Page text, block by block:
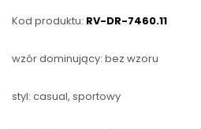
Kod produktu: RV-DR-7460.11
wzór dominujący: bez wzoru
styl: casual, sportowy